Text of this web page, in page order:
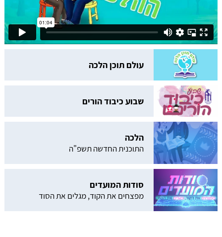
עולם תוכן הלכה
שבוע כיבוד הורים
הלכה
התוכנית החדשה תשפ"ה
סודות המועדים
מפצחים את הקוד, מגלים את הסוד